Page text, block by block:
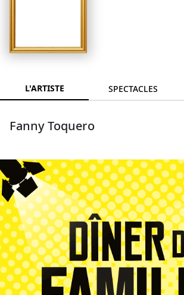
L'ARTISTE SPECTACLES
Fanny Toquero